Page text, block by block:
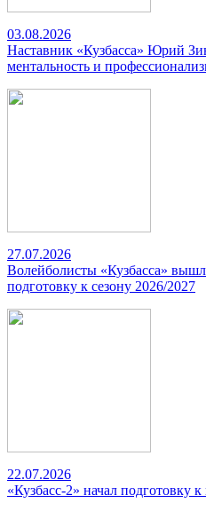
03.08.2026
Наставник «Кузбасса» Юрий
ментальность и
27.07.2026
Волейболисты «Кузбасса»
подготовку к сезону 2026/2027
22.07.2026
«Кузбасс-2» начал подготовку